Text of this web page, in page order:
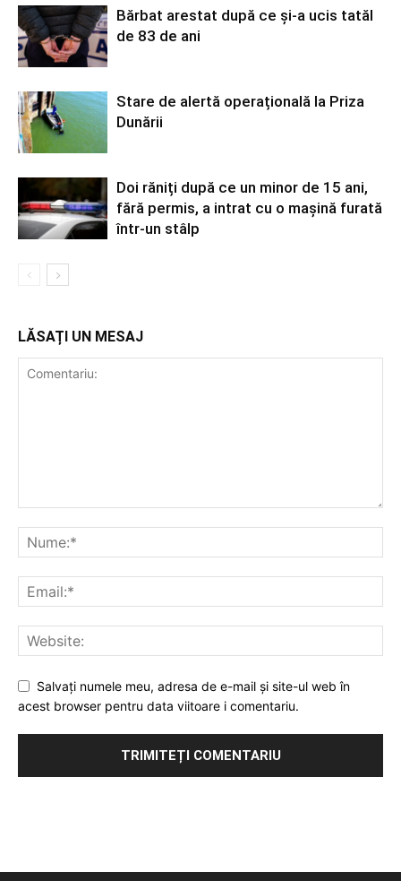
Bărbat arestat după ce și-a ucis tatăl
de 83 de ani
Stare de alertă operațională la Priza
Dunării
Doi răniți după ce un minor de 15 ani,
fără permis, a intrat cu o mașină furată
într-un stâlp
LĂSAȚI UN MESAJ
Salvați numele meu, adresa de e-mail și site-ul web în
acest browser pentru data viitoare i comentariu.